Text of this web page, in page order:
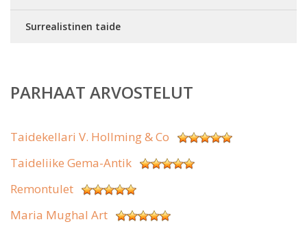
Surrealistinen taide
PARHAAT ARVOSTELUT
Taidekellari V. Hollming & Co
Taideliike Gema-Antik
Remontulet
Maria Mughal Art